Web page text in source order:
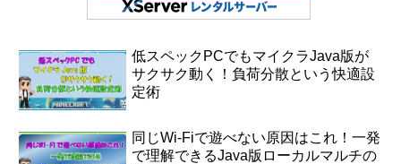
低スペックPCでもマイクラJava版が
サクサク動く！負荷分散という快適設
定術
同じWi‑Fiで遊べない原因はこれ！一発
で理解できるJava版ローカルマルチの